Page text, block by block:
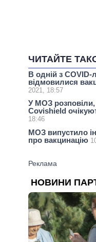
ЧИТАЙТЕ
В одній з COVID-
відмовилися
2021, 18:57
У МОЗ розповіли,
Covishield
18:46
МОЗ випустило
про вакцинацію